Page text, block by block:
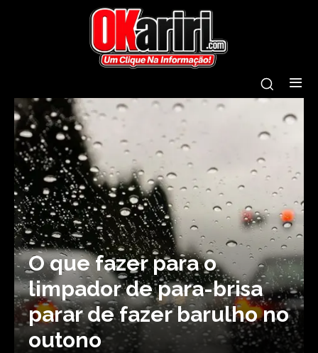
O que fazer para o
limpador de para-brisa
parar de fazer barulho no
outono